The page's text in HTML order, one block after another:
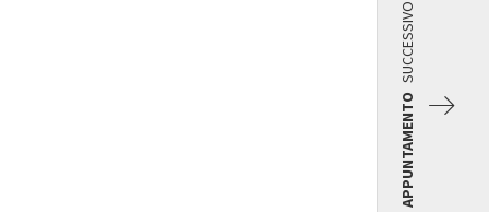
APPUNTAMENTO
SUCCESSIVO